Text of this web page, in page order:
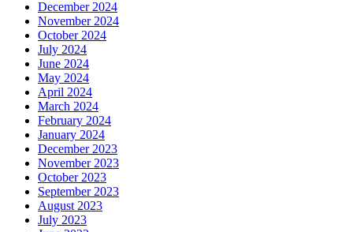
December 2024
November 2024
October 2024
July 2024
June 2024
May 2024
April 2024
March 2024
February 2024
January 2024
December 2023
November 2023
October 2023
September 2023
August 2023
July 2023